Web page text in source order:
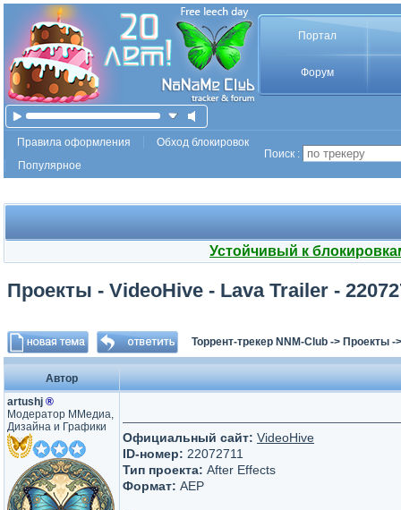
Портал
Форум
Правила оформления
Обход блокировок
Популярное
Поиск :
Устойчивый к
Проекты - VideoHive - Lava Trailer -
Торрент-трекер NNM-Club -> Проекты -
Автор
artushj ®
Модератор ММедиа,
Дизайна и Графики
Официальный сайт: VideoHive
ID-номер: 22072711
Тип проекта: After Effects
Формат: AEP